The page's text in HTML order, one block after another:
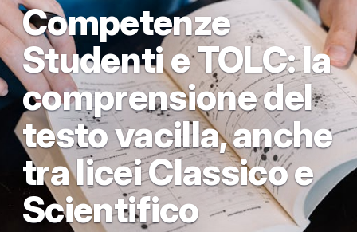
Competenze
Studenti e TOLC: la
comprensione del
testo vacilla, anche
tra licei Classico e
Scientifico